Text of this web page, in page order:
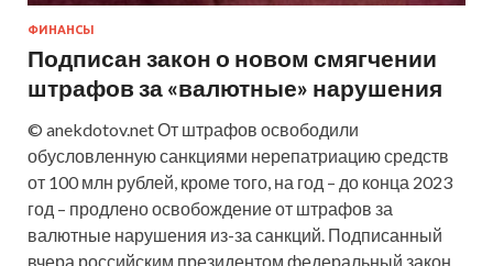
ФИНАНСЫ
Подписан закон о новом смягчении
штрафов за «валютные» нарушения
© anekdotov.net От штрафов освободили
обусловленную санкциями нерепатриацию средств
от 100 млн рублей, кроме того, на год – до конца 2023
год – продлено освобождение от штрафов за
валютные нарушения из-за санкций. Подписанный
вчера российским президентом федеральный закон